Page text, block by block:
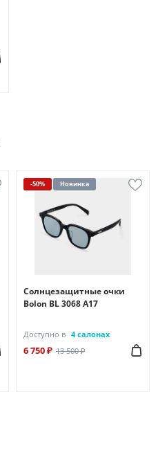
-50% Новинка
Солнцезащитные очки
Bolon BL 3068 А17
Доступно в 4 салонах
6 750 ₽ 13 500 ₽